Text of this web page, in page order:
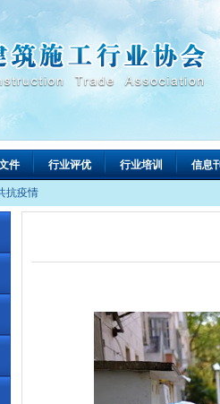
件 行业评优 行业培训 信息
抗疫情